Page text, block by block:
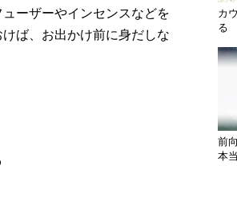
ーザーやインセンスなどを
ば、お出かけ前に身だしな
カ
る
前
本